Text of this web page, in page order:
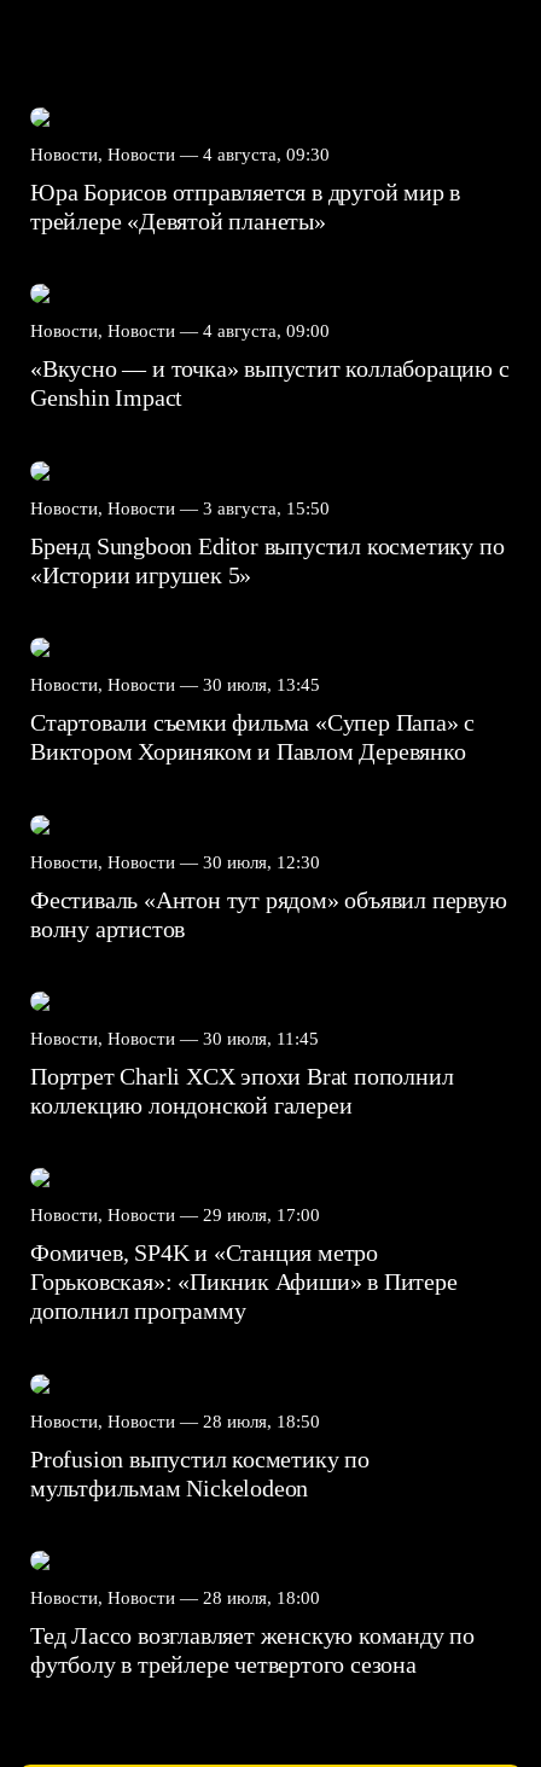
Новости, Новости — 4 августа, 09:30
Юра Борисов отправляется в другой мир в
трейлере «Девятой планеты»
Новости, Новости — 4 августа, 09:00
«Вкусно — и точка» выпустит коллаборацию с
Genshin Impact⁠⁠
Новости, Новости — 3 августа, 15:50
Бренд Sungboon Editor выпустил косметику по
«Истории игрушек 5»
Новости, Новости — 30 июля, 13:45
Стартовали съемки фильма «Супер Папа» с
Виктором Хориняком и Павлом Деревянко
Новости, Новости — 30 июля, 12:30
Фестиваль «Антон тут рядом» объявил первую
волну артистов
Новости, Новости — 30 июля, 11:45
Портрет Charli XCX эпохи Brat пополнил
коллекцию лондонской галереи
Новости, Новости — 29 июля, 17:00
Фомичев, SP4K и «Станция метро
Горьковская»: «Пикник Афиши» в Питере
дополнил программу
Новости, Новости — 28 июля, 18:50
Profusion выпустил косметику по
мультфильмам Nickelodeon
Новости, Новости — 28 июля, 18:00
Тед Лассо возглавляет женскую команду по
футболу в трейлере четвертого сезона